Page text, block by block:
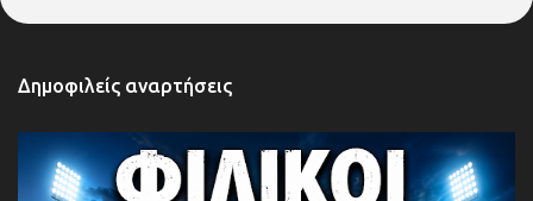
Δημοφιλείς αναρτήσεις